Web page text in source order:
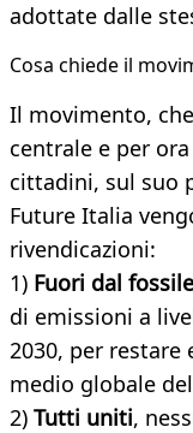
adottate dalle
Cosa chiede il
Il movimento,
centrale e per
cittadini, sul suo
Future Italia
rivendicazioni:
1) Fuori dal fossile
di emissioni a
2030, per
medio globale
2) Tutti uniti,